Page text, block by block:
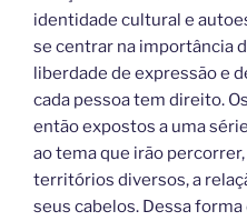
identidade cultural e
se centrar na importância
liberdade de expressão e
cada pessoa tem direito.
então expostos a uma
ao tema que irão
territórios diversos, a
seus cabelos. Dessa